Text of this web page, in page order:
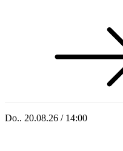
Do.. 20.08.26 / 14:00